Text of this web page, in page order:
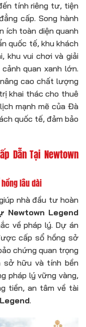
tính riêng tư, tiện
cấp. Song hành
ích toàn diện quanh
quốc tế, khu khách
khu vui chơi và giải
quan xanh lớn.
cao chất lượng
khai thác cho thuê
mạnh mẽ của Đà
quốc tế, đảm bảo
Dẫn Tại Newtown
lâu dài
nhà đầu tư hoàn
Newtown Legend
về pháp lý. Dự án
cấp sổ hồng sở
chứng quan trọng
sở hữu và tính bền
pháp lý vững vàng,
tiền, an tâm về tài
.